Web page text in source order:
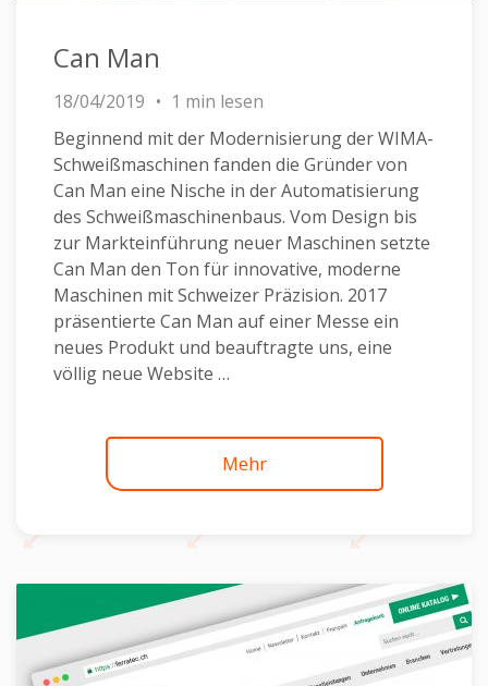
Can Man
18/04/2019
1 min lesen
Beginnend mit der Modernisierung der WIMA-
Schweißmaschinen fanden die Gründer von
Can Man eine Nische in der Automatisierung
des Schweißmaschinenbaus. Vom Design bis
zur Markteinführung neuer Maschinen setzte
Can Man den Ton für innovative, moderne
Maschinen mit Schweizer Präzision. 2017
präsentierte Can Man auf einer Messe ein
neues Produkt und beauftragte uns, eine
völlig neue Website …
Mehr